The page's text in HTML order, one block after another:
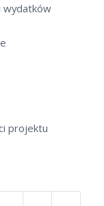
wydatków
projektu